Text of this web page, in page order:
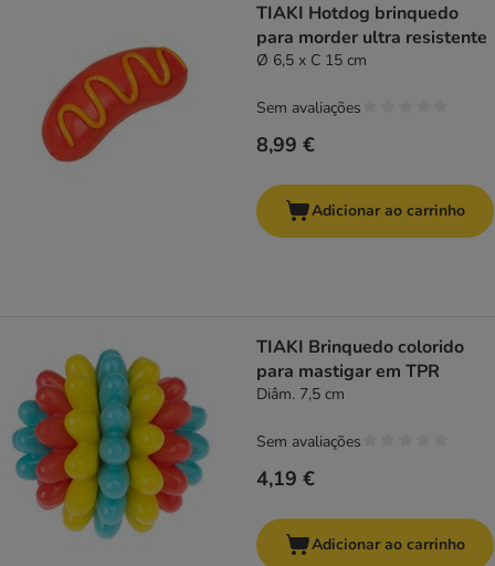
TIAKI Hotdog brinquedo
para morder ultra resistente
Ø 6,5 x C 15 cm
8,99 €
Sem avaliações
Adicionar ao carrinho
TIAKI Brinquedo colorido
para mastigar em TPR
Diâm. 7,5 cm
4,19 €
Sem avaliações
Adicionar ao carrinho